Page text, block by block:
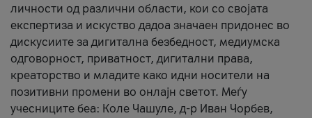
личности од различни области, кои со својата
експертиза и искуство дадоа значаен придонес во
дискусиите за дигитална безбедност, медиумска
одговорност, приватност, дигитални права,
креаторство и младите како идни носители на
позитивни промени во онлајн светот. Меѓу
учесниците беа: Коле Чашуле, д-р Иван Чорбев,